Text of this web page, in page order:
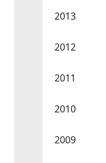
2013
2012
2011
2010
2009